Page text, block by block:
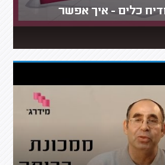
כלים - איך אפשר